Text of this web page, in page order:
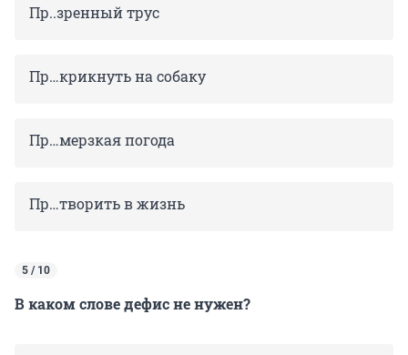
Пр..зренный трус
Пр…крикнуть на собаку
Пр…мерзкая погода
Пр…творить в жизнь
5 / 10
В каком слове дефис не нужен?